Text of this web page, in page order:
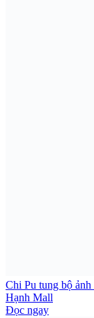
Chi Pu tung bộ
Hạnh Mall
Đọc ngay